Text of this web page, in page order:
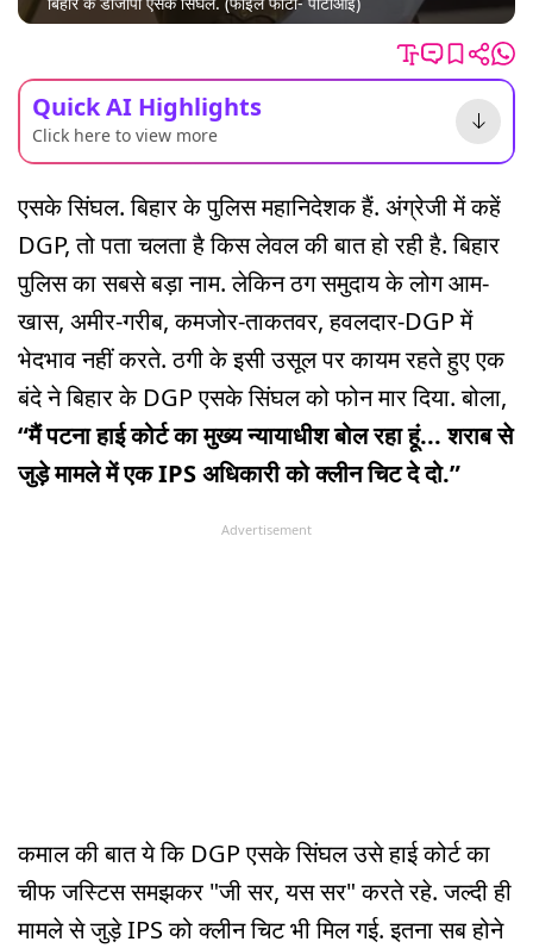
Quick AI Highlights
Click here to view more
एसके सिंघल. बिहार के पुलिस महानिदेशक हैं. अंग्रेजी में कहें
DGP, तो पता चलता है किस लेवल की बात हो रही है. बिहार
पुलिस का सबसे बड़ा नाम. लेकिन ठग समुदाय के लोग आम-
खास, अमीर-गरीब, कमजोर-ताकतवर, हवलदार-DGP में
भेदभाव नहीं करते. ठगी के इसी उसूल पर कायम रहते हुए एक
बंदे ने बिहार के DGP एसके सिंघल को फोन मार दिया. बोला,
“मैं पटना हाई कोर्ट का मुख्य न्यायाधीश बोल रहा हूं... शराब से
जुड़े मामले में एक IPS अधिकारी को क्लीन चिट दे दो.”
Advertisement
कमाल की बात ये कि DGP एसके सिंघल उसे हाई कोर्ट का
चीफ जस्टिस समझकर "जी सर, यस सर" करते रहे. जल्दी ही
मामले से जुड़े IPS को क्लीन चिट भी मिल गई. इतना सब होने